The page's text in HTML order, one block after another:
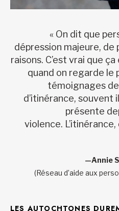
« On dit que
dépression majeure, de
raisons. C’est vrai que
quand on regarde le
témoignages
d’itinérance, souvent
présente
violence.
—Annie
(Réseau d’aide aux
LES AUTOCHTONES